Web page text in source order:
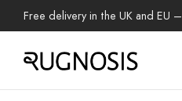
Free delivery in the UK and EU